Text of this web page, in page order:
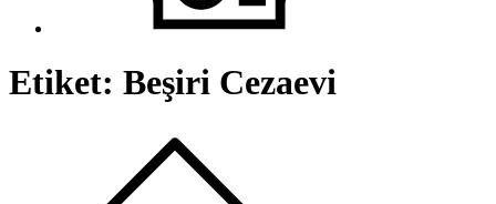
Etiket: Beşiri Cezaevi